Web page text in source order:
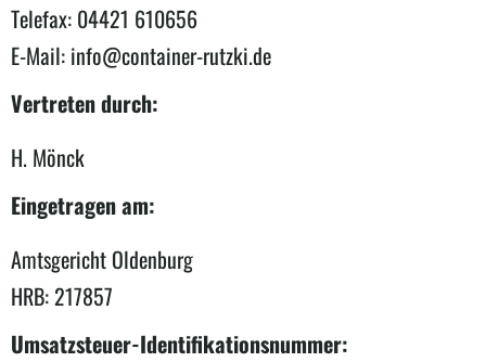
Telefax: 04421 610656
E-Mail: info@container-rutzki.de
Vertreten durch:
H. Mönck
Eingetragen am:
Amtsgericht Oldenburg
HRB: 217857
Umsatzsteuer-Identifikationsnummer: